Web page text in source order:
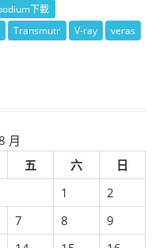
下載
Transmutr V-ray
veras
月
五 六
日
1
2
7 8
9